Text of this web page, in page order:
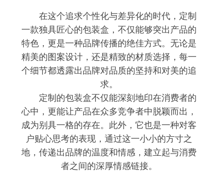
在这个追求个性化与差异化的时代，定制
一款独具匠心的包装盒，不仅能够突出产品的
特色，更是一种品牌传播的绝佳方式。无论是
精美的图案设计，还是精致的材质选择，每一
个细节都透露出品牌对品质的坚持和对美的追
求。
定制的包装盒不仅能深刻地印在消费者的
心中，更能让产品在众多竞争者中脱颖而出，
成为别具一格的存在。此外，它也是一种对客
户贴心思考的表现，通过这一小小的方寸之
地，传递出品牌的温度和情感，建立起与消费
者之间的深厚情感链接。